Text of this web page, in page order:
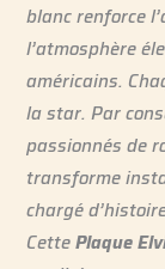
blanc renforce
l’atmosphère
américains.
la star. Par
passionnés de
transforme
chargé
CettePlaque